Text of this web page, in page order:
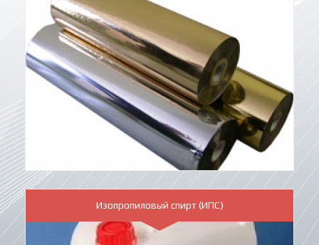
Изопропиловый спирт (ИПС)